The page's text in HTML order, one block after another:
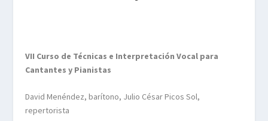
VII Curso de Técnicas e Interpretación Vocal para
Cantantes y Pianistas
David Menéndez, barítono, Julio César Picos Sol,
repertorista